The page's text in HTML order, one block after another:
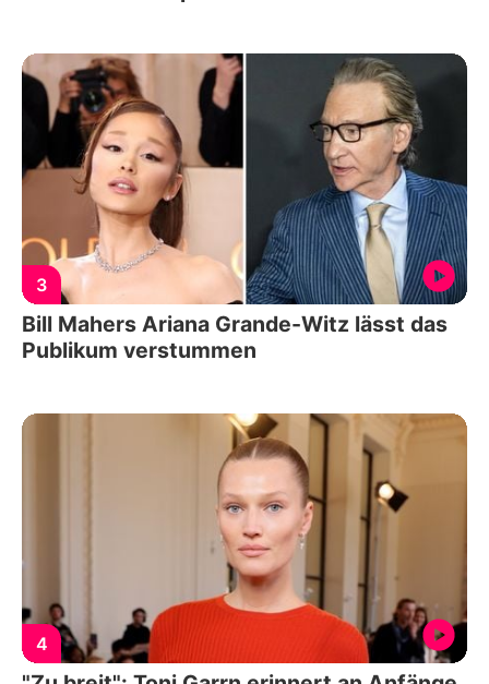
3
Bill Mahers Ariana Grande-Witz lässt das
Publikum verstummen
4